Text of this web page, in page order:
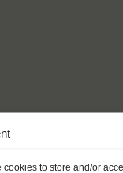
to store and/or